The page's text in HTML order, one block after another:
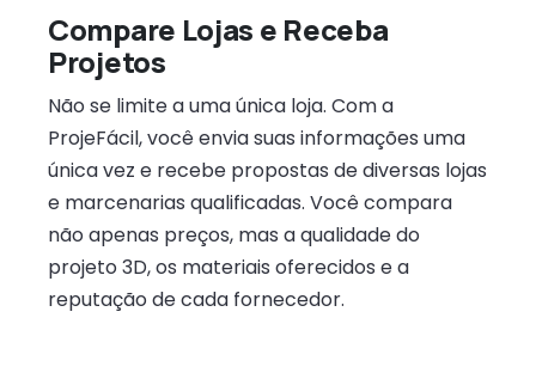
Compare Lojas e Receba
Projetos
Não se limite a uma única loja. Com a
ProjeFácil, você envia suas informações uma
única vez e recebe propostas de diversas lojas
e marcenarias qualificadas. Você compara
não apenas preços, mas a qualidade do
projeto 3D, os materiais oferecidos e a
reputação de cada fornecedor.